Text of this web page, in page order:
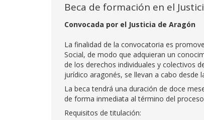
Beca de formación en el
Convocada por el Justicia de Aragón
La finalidad de la convocatoria es
Social, de modo que adquieran un
de los derechos individuales y colectivos
jurídico aragonés, se llevan a cabo desde
La beca tendrá una duración de doce
de forma inmediata al término del
Requisitos de titulación: